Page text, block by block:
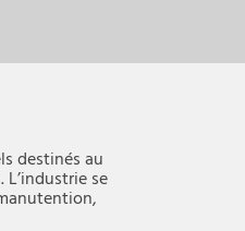
destinés au
se